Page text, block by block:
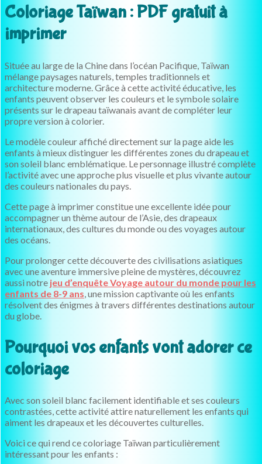
Coloriage Taïwan : PDF gratuit à
imprimer
Située au large de la Chine dans l’océan Pacifique, Taïwan
mélange paysages naturels, temples traditionnels et
architecture moderne. Grâce à cette activité éducative, les
enfants peuvent observer les couleurs et le symbole solaire
présents sur le drapeau taïwanais avant de compléter leur
propre version à colorier.
Le modèle couleur affiché directement sur la page aide les
enfants à mieux distinguer les différentes zones du drapeau et
son soleil blanc emblématique. Le personnage illustré complète
l’activité avec une approche plus visuelle et plus vivante autour
des couleurs nationales du pays.
Cette page à imprimer constitue une excellente idée pour
accompagner un thème autour de l’Asie, des drapeaux
internationaux, des cultures du monde ou des voyages autour
des océans.
Pour prolonger cette découverte des civilisations asiatiques
avec une aventure immersive pleine de mystères, découvrez
aussi notre jeu d’enquête Voyage autour du monde pour les
enfants de 8-9 ans , une mission captivante où les enfants
résolvent des énigmes à travers différentes destinations autour
du globe.
Pourquoi vos enfants vont adorer ce
coloriage
Avec son soleil blanc facilement identifiable et ses couleurs
contrastées, cette activité attire naturellement les enfants qui
aiment les drapeaux et les découvertes culturelles.
Voici ce qui rend ce coloriage Taïwan particulièrement
intéressant pour les enfants :